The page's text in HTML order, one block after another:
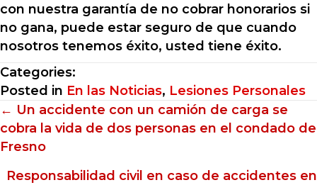
con nuestra garantía de no cobrar honorarios si
no gana, puede estar seguro de que cuando
nosotros tenemos éxito, usted tiene éxito.
Categories:
Posted in En las Noticias, Lesiones Personales
Posts
navigation
← Un accidente con un camión de carga se
cobra la vida de dos personas en el condado de
Fresno
Responsabilidad civil en caso de accidentes en